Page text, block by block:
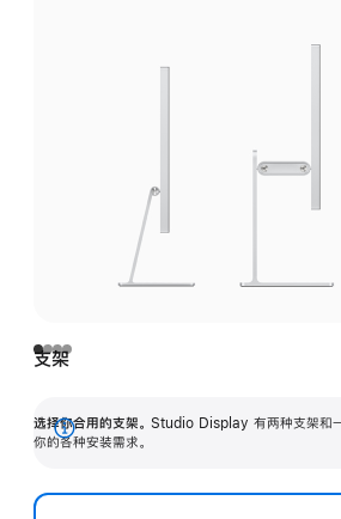
支架
选择你合用的支架。 Studio Display 有两种支架和一
你的各种安装需求。
展